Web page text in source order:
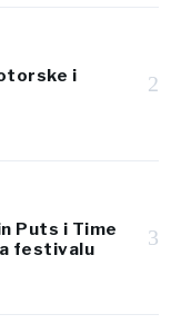
i
2
Puts i Time
festivalu
3